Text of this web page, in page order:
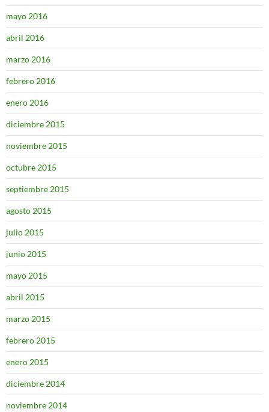
mayo 2016
abril 2016
marzo 2016
febrero 2016
enero 2016
diciembre 2015
noviembre 2015
octubre 2015
septiembre 2015
agosto 2015
julio 2015
junio 2015
mayo 2015
abril 2015
marzo 2015
febrero 2015
enero 2015
diciembre 2014
noviembre 2014